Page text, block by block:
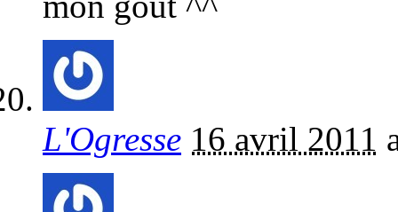
L'Ogresse 16 avril 2011